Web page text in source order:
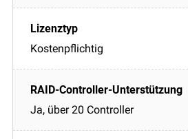
Kostenpflichtig
Ja, über 20 Controller